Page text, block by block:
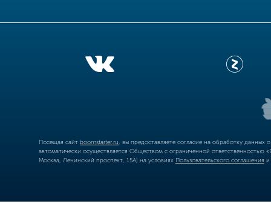
Посещая сайт boomstarter.ru , вы предоставляете согласие на обработку
автоматически осуществляется Обществом с ограниченной
Москва, Ленинский проспект, 15А) на условиях Пользовательского соглашения и